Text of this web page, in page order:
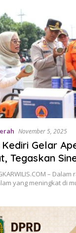
November 5, 2025
Gelar
Tegaskan
Musim Hujan
–
yang meningkat di